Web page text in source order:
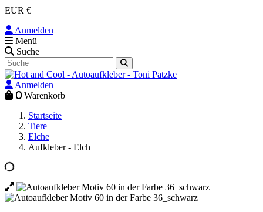
EUR €
Anmelden
Menü
Suche
Anmelden
0 Warenkorb
Startseite
Tiere
Elche
Aufkleber - Elch